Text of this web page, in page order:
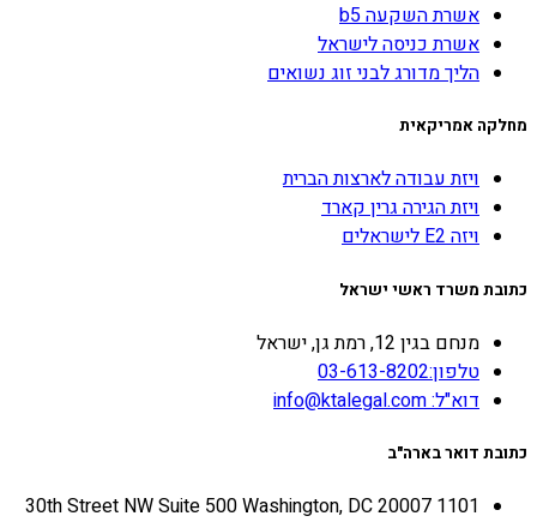
אשרת השקעה b5
אשרת כניסה לישראל
הליך מדורג לבני זוג נשואים
מחלקה אמריקאית
ויזת עבודה לארצות הברית
ויזת הגירה גרין קארד
ויזה E2 לישראלים
כתובת משרד ראשי ישראל
מנחם בגין 12, רמת גן, ישראל
טלפון:03-613-8202
דוא"ל: info@ktalegal.com
כתובת דואר בארה"ב
1101 30th Street NW Suite 500 Washington, DC 20007